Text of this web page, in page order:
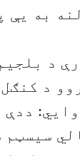
به یې
د
د
ددې